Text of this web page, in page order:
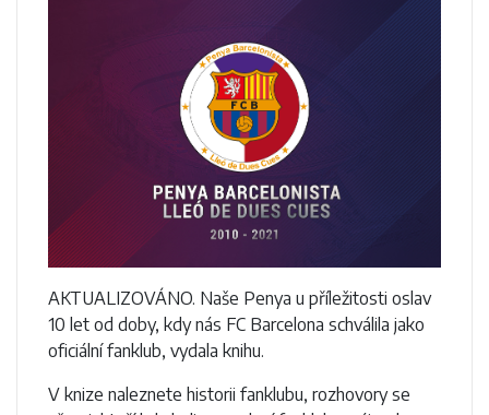
AKTUALIZOVÁNO. Naše Penya u příležitosti oslav
10 let od doby, kdy nás FC Barcelona schválila jako
oficiální fanklub, vydala knihu.
V knize naleznete historii fanklubu, rozhovory se